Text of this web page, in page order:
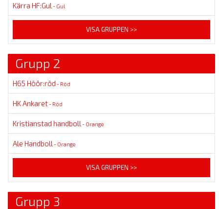
Kärra HF:Gul - Gul
VISA GRUPPEN >>
Grupp 2
H65 Höör:röd - Röd
HK Ankaret- Röd
Kristianstad handboll - Orange
Ale Handboll - Orange
VISA GRUPPEN >>
Grupp 3